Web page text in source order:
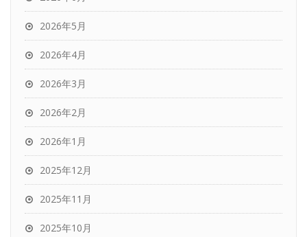
2026年5月
2026年4月
2026年3月
2026年2月
2026年1月
2025年12月
2025年11月
2025年10月